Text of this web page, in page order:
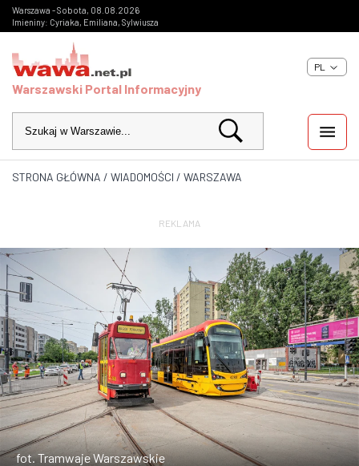
Warszawa - Sobota, 08.08.2026
Imieniny: Cyriaka, Emiliana, Sylwiusza
Warszawski Portal Informacyjny
PL
WIADOMOŚCI
IMPREZY
KULTURA
ZDJĘCIA
W WARSZAWIE
MARKETPLACE
STRONA GŁÓWNA / WIADOMOŚCI / WARSZAWA
REKLAMA
fot. Tramwaje Warszawskie